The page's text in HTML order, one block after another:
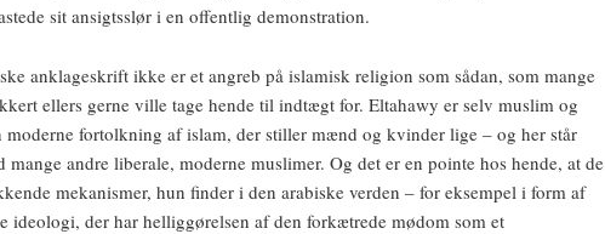
sit ansigtsslør i en offentlig demonstration.
anklageskrift ikke er et angreb på islamisk religion som sådan, som mange
ellers gerne ville tage hende til indtægt for. Eltahawy er selv muslim og
fortolkning af islam, der stiller mænd og kvinder lige – og her står
mange andre liberale, moderne muslimer. Og det er en pointe hos hende, at de
mekanismer, hun finder i den arabiske verden – for eksempel i form af
ideologi, der har helliggørelsen af den forkætrede mødom som et